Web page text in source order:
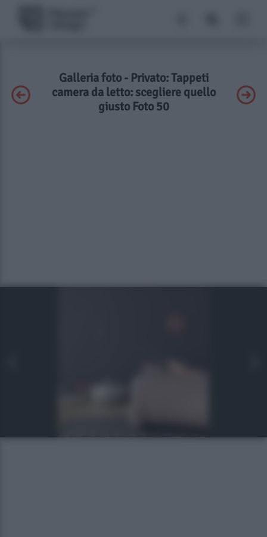
Galleria foto - Privato: Tappeti
camera da letto: scegliere quello
giusto Foto 50